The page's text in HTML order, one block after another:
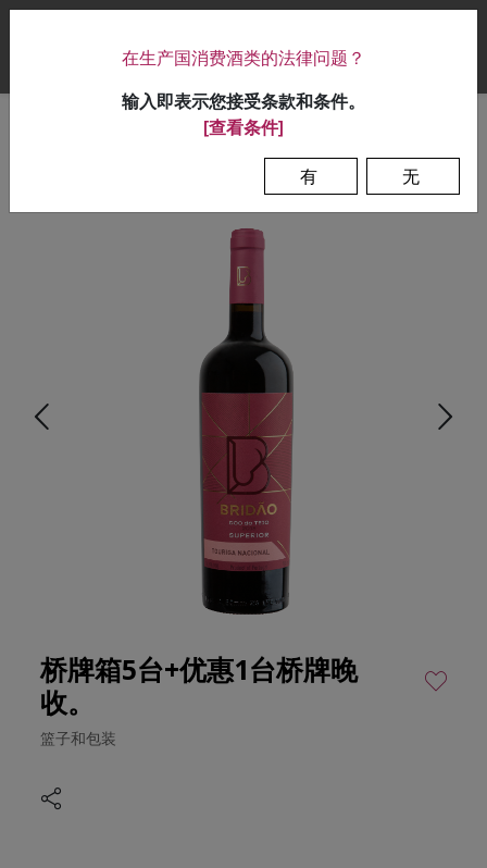
布利道
桥牌箱5台+优惠1台桥牌晚
收。
篮子和包装
在生产国消费酒类的法律问题？
输入即表示您接受条款和条件。
[查看条件]
有 无